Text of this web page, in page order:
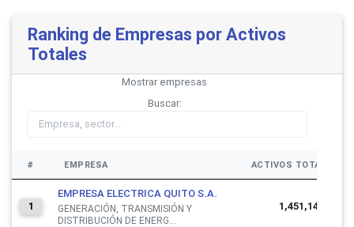
Ranking de Empresas por Activos
Totales
Mostrar empresas
Buscar:
# EMPRESA ACTIVOS TOTALES
1
EMPRESA ELECTRICA QUITO S.A.
GENERACIÓN, TRANSMISIÓN Y
DISTRIBUCIÓN DE ENERG...
1,451,148,222